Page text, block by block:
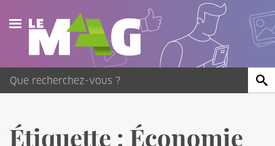
Actualités
Agenda
Étiquette : Économie